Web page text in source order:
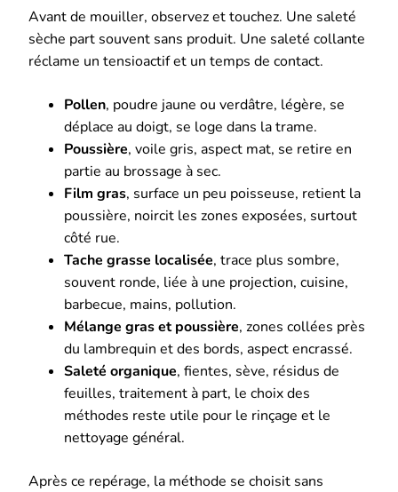
Avant de mouiller, observez et touchez. Une saleté
sèche part souvent sans produit. Une saleté collante
réclame un tensioactif et un temps de contact.
Pollen, poudre jaune ou verdâtre, légère, se
déplace au doigt, se loge dans la trame.
Poussière, voile gris, aspect mat, se retire en
partie au brossage à sec.
Film gras, surface un peu poisseuse, retient la
poussière, noircit les zones exposées, surtout
côté rue.
Tache grasse localisée, trace plus sombre,
souvent ronde, liée à une projection, cuisine,
barbecue, mains, pollution.
Mélange gras et poussière, zones collées près
du lambrequin et des bords, aspect encrassé.
Saleté organique, fientes, sève, résidus de
feuilles, traitement à part, le choix des
méthodes reste utile pour le rinçage et le
nettoyage général.
Après ce repérage, la méthode se choisit sans